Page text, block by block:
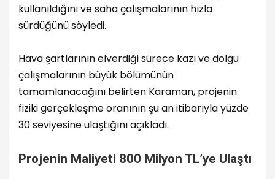
kullanıldığını ve saha çalışmalarının hızla
sürdüğünü söyledi.
Hava şartlarının elverdiği sürece kazı ve dolgu
çalışmalarının büyük bölümünün
tamamlanacağını belirten Karaman, projenin
fiziki gerçekleşme oranının şu an itibarıyla yüzde
30 seviyesine ulaştığını açıkladı.
Projenin Maliyeti 800 Milyon TL’ye Ulaştı